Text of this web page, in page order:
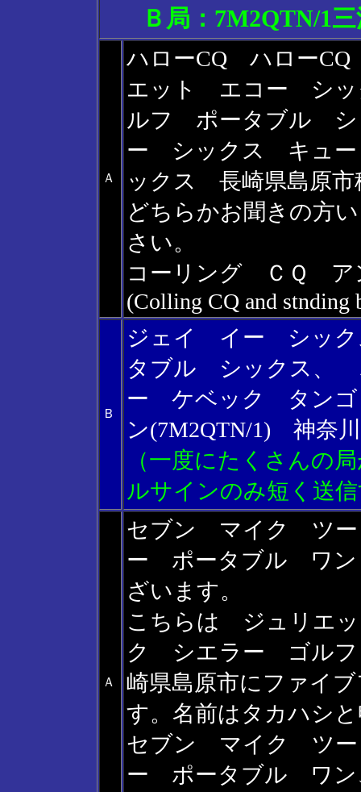
Ｂ局：7M2QTN/1
Ａ
ハローCQ ハロー
エット エコー シ
ルフ ポータブル シ
ー シックス キュ
ックス 長崎県島原市
どちらかお聞きの方
さい。
コーリング ＣＱ
(Colling CQ and stnding
Ｂ
ジェイ イー シッ
タブル シックス
ー ケベック タン
ン(7M2QTN/1) 神奈
（一度にたくさんの
ルサインのみ短く送
Ａ
セブン マイク ツ
ー ポータブル ワン
ざいます。
こちらは ジュリエ
ク シエラー ゴル
崎県島原市にファイ
す。名前はタカハシ
セブン マイク ツ
ー ポータブル ワ